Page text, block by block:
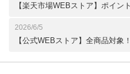
【楽天市場WEBストア】ポイン
2026/6/5
【公式WEBストア】全商品対象